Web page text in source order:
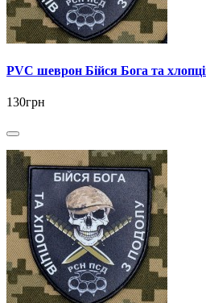
PVC шеврон Бійся Бога та
130грн